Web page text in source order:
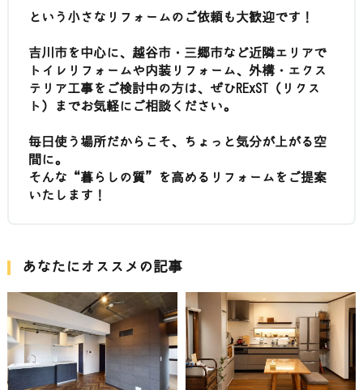
という小さなリフォームのご依頼も大歓迎です！
吉川市を中心に、越谷市・三郷市など近隣エリアで
トイレリフォームや内装リフォーム、外構・エクス
テリア工事をご検討中の方は、ぜひRExST（リクス
ト）までお気軽にご相談ください。
毎日使う場所だからこそ、ちょっと気分が上がる空
間に。
そんな“暮らしの質”を高めるリフォームをご提案
いたします！
あなたにオススメの記事